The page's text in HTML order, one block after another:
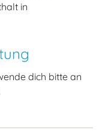
in
dich bitte an